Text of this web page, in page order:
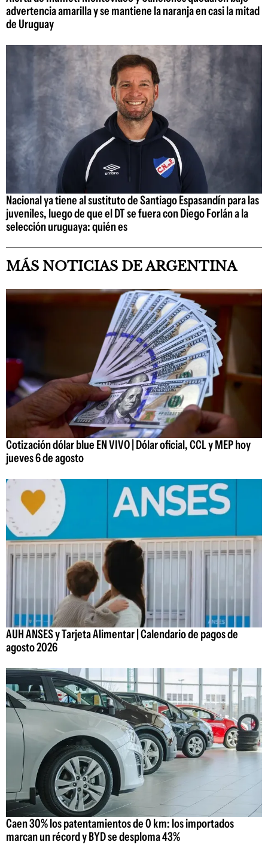
advertencia amarilla y se mantiene la naranja en casi la mitad
de Uruguay
Nacional ya tiene al sustituto de Santiago Espasandín para las
juveniles, luego de que el DT se fuera con Diego Forlán a la
selección uruguaya: quién es
MÁS NOTICIAS DE ARGENTINA
Cotización dólar blue EN VIVO | Dólar oficial, CCL y MEP hoy
jueves 6 de agosto
AUH ANSES y Tarjeta Alimentar | Calendario de pagos de
agosto 2026
Caen 30% los patentamientos de 0 km: los importados
marcan un récord y BYD se desploma 43%